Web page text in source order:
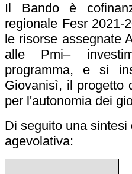
Il Bando è
regionale Fesr 2021-
le risorse assegnate
alle Pmi–
programma, e si
Giovanisì, il progetto
per l'autonomia dei
Di seguito una sintesi
agevolativa: